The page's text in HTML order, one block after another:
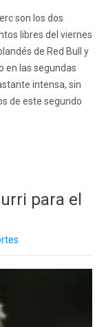
son los dos
libres del viernes
de Red Bull y
en las segundas
intensa, sin
de este segundo
para el